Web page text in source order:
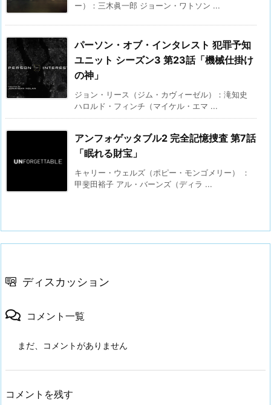
ー）：三木眞一郎 ジョーン・ワトソン ...
パーソン・オブ・インタレスト 犯罪予知
ユニット シーズン3 第23話「機械仕掛け
の神」
ジョン・リース（ジム・カヴィーゼル）：滝知史
ハロルド・フィンチ（マイケル・エマ ...
アンフォゲッタブル2 完全記憶捜査 第7話
「眠れる財宝」
キャリー・ウェルズ（ポピー・モンゴメリー） ：
甲斐田裕子 アル・バーンズ（ディラ ...
ディスカッション
コメント一覧
まだ、コメントがありません
コメントを残す